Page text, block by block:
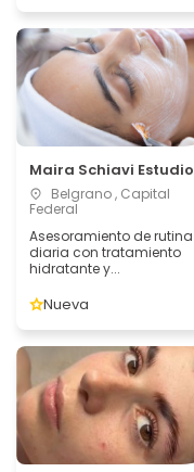
Maira Schiavi Estudio
Belgrano , Capital
Federal
Asesoramiento de rutina
diaria con tratamiento
hidratante y...
Nueva